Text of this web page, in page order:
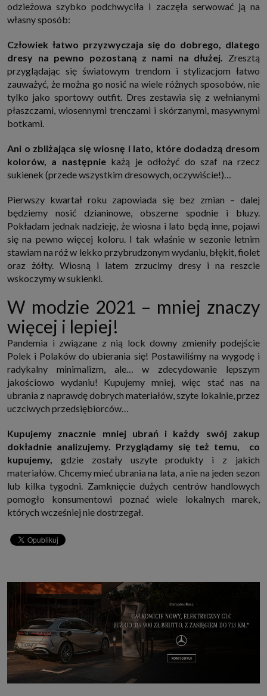
odzieżowa szybko podchwyciła i zaczęła serwować ją na
własny sposób:
Człowiek łatwo przyzwyczaja się do dobrego, dlatego
dresy na pewno pozostaną z nami na dłużej. Zresztą
przyglądając się światowym trendom i stylizacjom łatwo
zauważyć, że można go nosić na wiele różnych sposobów, nie
tylko jako sportowy outfit. Dres zestawia się z wełnianymi
płaszczami, wiosennymi trenczami i skórzanymi, masywnymi
botkami.
Ani o zbliżająca się wiosnę i lato, które dodadzą dresom
kolorów, a następniekażą je odłożyć do szaf na rzecz
sukienek (przede wszystkim dresowych, oczywiście!)…
Pierwszy kwartał roku zapowiada się bez zmian – dalej
będziemy nosić dzianinowe, obszerne spodnie i bluzy.
Pokładam jednak nadzieję, że wiosna i lato będą inne, pojawi
się na pewno więcej koloru. I tak właśnie w sezonie letnim
stawiam na róż w lekko przybrudzonym wydaniu, błękit, fiolet
oraz żółty. Wiosną i latem zrzucimy dresy i na reszcie
wskoczymy w sukienki.
W modzie 2021 – mniej znaczy
więcej i lepiej!
Pandemia i związane z nią lock downy zmieniły podejście
Polek i Polaków do ubierania się! Postawiliśmy na wygodę i
radykalny minimalizm, ale… w zdecydowanie lepszym
jakościowo wydaniu! Kupujemy mniej, więc stać nas na
ubrania z naprawdę dobrych materiałów, szyte lokalnie, przez
uczciwych przedsiębiorców…
Kupujemy znacznie mniej ubrań i każdy swój zakup
dokładnie analizujemy. Przyglądamy się też temu, co
kupujemy, gdzie zostały uszyte produkty i z jakich
materiałów. Chcemy mieć ubrania na lata, a nie na jeden sezon
lub kilka tygodni. Zamknięcie dużych centrów handlowych
pomogło konsumentowi poznać wiele lokalnych marek,
których wcześniej nie dostrzegał.